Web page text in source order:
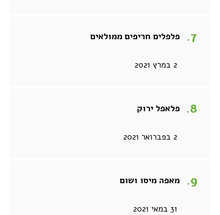
פלפלים חריפים ממולאים
2 במרץ 2021
פלאפל ירוק
2 בפברואר 2021
מאפה מיסו ושום
31 במאי 2021